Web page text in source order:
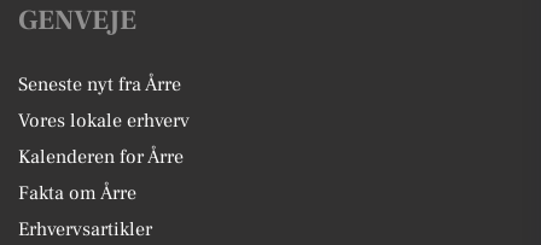
GENVEJE
Seneste nyt fra Årre
Vores lokale erhverv
Kalenderen for Årre
Fakta om Årre
Erhvervsartikler